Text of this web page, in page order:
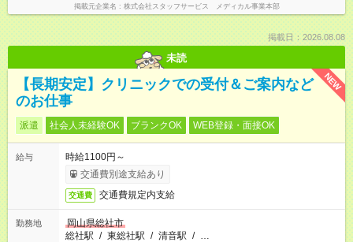
掲載元企業名 株式会社スタッフサービス メディカル事業本部
掲載日：2026.08.08
未読
NEW
【長期安定】クリニックでの受付＆ご案内など
のお仕事
派遣 社会人未経験OK ブランクOK WEB登録・面接OK
給与
時給1100円～
交通費別途支給あり
交通費 交通費規定内支給
勤務地
岡山県総社市
総社駅 / 東総社駅 / 清音駅 / …